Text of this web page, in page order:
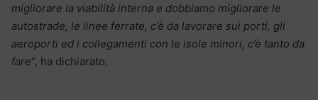
migliorare la viabilità interna e dobbiamo migliorare le
autostrade, le linee ferrate, c’è da lavorare sui porti, gli
aeroporti ed i collegamenti con le isole minori, c’è tanto da
fare“, ha dichiarato.